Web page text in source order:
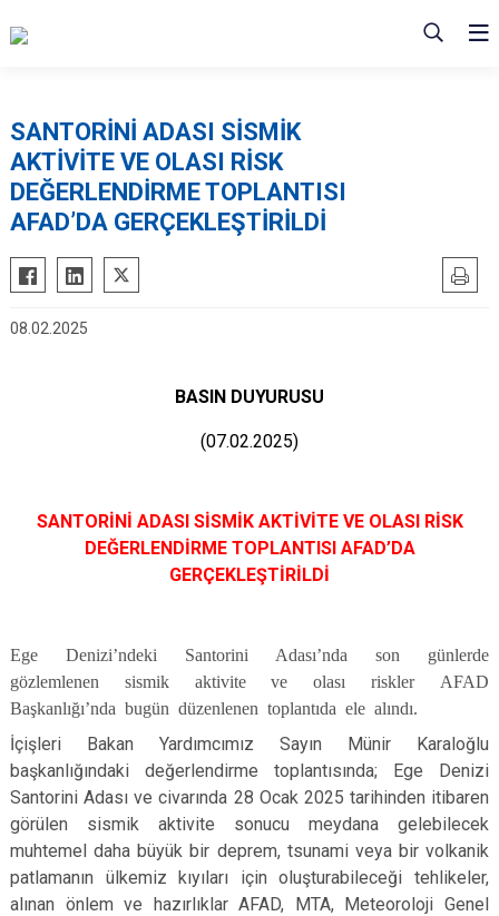
SANTORİNİ ADASI SİSMİK
AKTİVİTE VE OLASI RİSK
DEĞERLENDİRME TOPLANTISI
AFAD’DA GERÇEKLEŞTİRİLDİ
08.02.2025
BASIN DUYURUSU
(07.02.2025)
SANTORİNİ ADASI SİSMİK AKTİVİTE VE OLASI RİSK
DEĞERLENDİRME TOPLANTISI AFAD’DA
GERÇEKLEŞTİRİLDİ
Ege Denizi’ndeki Santorini Adası’nda son günlerde
gözlemlenen sismik aktivite ve olası riskler AFAD
Başkanlığı’nda bugün düzenlenen toplantıda ele alındı.
İçişleri Bakan Yardımcımız Sayın Münir Karaloğlu
başkanlığındaki değerlendirme toplantısında; Ege Denizi
Santorini Adası ve civarında 28 Ocak 2025 tarihinden itibaren
görülen sismik aktivite sonucu meydana gelebilecek
muhtemel daha büyük bir deprem, tsunami veya bir volkanik
patlamanın ülkemiz kıyıları için oluşturabileceği tehlikeler,
alınan önlem ve hazırlıklar AFAD, MTA, Meteoroloji Genel